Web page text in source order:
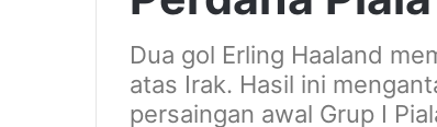
Dua gol Erling Haaland
atas Irak. Hasil ini
persaingan awal Grup I